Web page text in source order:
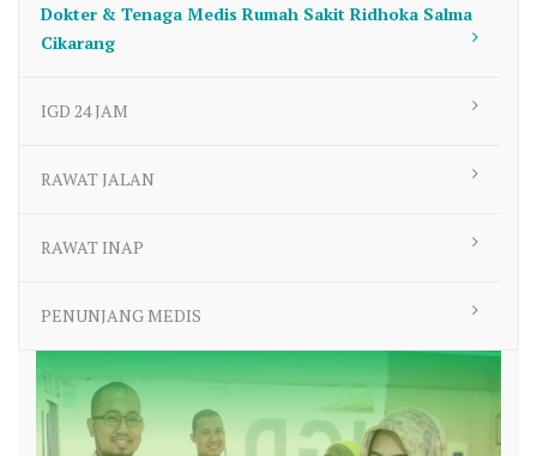
Dokter & Tenaga Medis Rumah Sakit Ridhoka Salma
Cikarang
IGD 24 JAM
RAWAT JALAN
RAWAT INAP
PENUNJANG MEDIS